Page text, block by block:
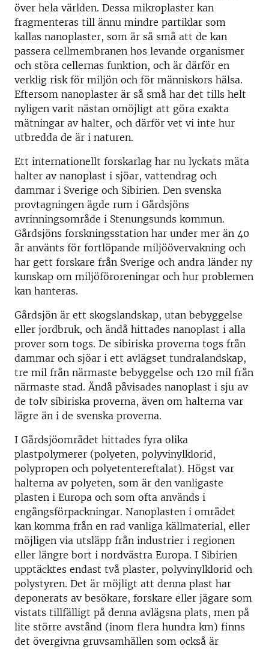
över hela världen. Dessa mikroplaster kan
fragmenteras till ännu mindre partiklar som
kallas nanoplaster, som är så små att de kan
passera cellmembranen hos levande organismer
och störa cellernas funktion, och är därför en
verklig risk för miljön och för människors hälsa.
Eftersom nanoplaster är så små har det tills helt
nyligen varit nästan omöjligt att göra exakta
mätningar av halter, och därför vet vi inte hur
utbredda de är i naturen.
Ett internationellt forskarlag har nu lyckats mäta
halter av nanoplast i sjöar, vattendrag och
dammar i Sverige och Sibirien. Den svenska
provtagningen ägde rum i Gårdsjöns
avrinningsområde i Stenungsunds kommun.
Gårdsjöns forskningsstation har under mer än 40
år använts för fortlöpande miljöövervakning och
har gett forskare från Sverige och andra länder ny
kunskap om miljöföroreningar och hur problemen
kan hanteras.
Gårdsjön är ett skogslandskap, utan bebyggelse
eller jordbruk, och ändå hittades nanoplast i alla
prover som togs. De sibiriska proverna togs från
dammar och sjöar i ett avlägset tundralandskap,
tre mil från närmaste bebyggelse och 120 mil från
närmaste stad. Ändå påvisades nanoplast i sju av
de tolv sibiriska proverna, även om halterna var
lägre än i de svenska proverna.
I Gårdsjöområdet hittades fyra olika
plastpolymerer (polyeten, polyvinylklorid,
polypropen och polyetentereftalat). Högst var
halterna av polyeten, som är den vanligaste
plasten i Europa och som ofta används i
engångsförpackningar. Nanoplasten i området
kan komma från en rad vanliga källmaterial, eller
möjligen via utsläpp från industrier i regionen
eller längre bort i nordvästra Europa. I Sibirien
upptäcktes endast två plaster, polyvinylklorid och
polystyren. Det är möjligt att denna plast har
deponerats av besökare, forskare eller jägare som
vistats tillfälligt på denna avlägsna plats, men på
lite större avstånd (inom flera hundra km) finns
det övergivna gruvsamhällen som också är